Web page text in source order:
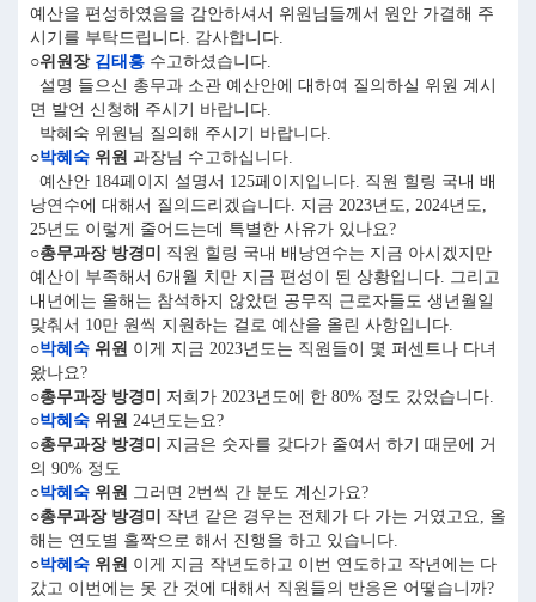
예산을 편성하였음을 감안하셔서 위원님들께서 원안 가결해 주
시기를 부탁드립니다. 감사합니다.
○위원장 김태흥 수고하셨습니다.
설명 들으신 총무과 소관 예산안에 대하여 질의하실 위원 계시
면 발언 신청해 주시기 바랍니다.
박혜숙 위원님 질의해 주시기 바랍니다.
○박혜숙 위원 과장님 수고하십니다.
예산안 184페이지 설명서 125페이지입니다. 직원 힐링 국내 배
낭연수에 대해서 질의드리겠습니다. 지금 2023년도, 2024년도,
25년도 이렇게 줄어드는데 특별한 사유가 있나요?
○총무과장 방경미
직원 힐링 국내 배낭연수는 지금 아시겠지만
예산이 부족해서 6개월 치만 지금 편성이 된 상황입니다. 그리고
내년에는 올해는 참석하지 않았던 공무직 근로자들도 생년월일
맞춰서 10만 원씩 지원하는 걸로 예산을 올린 사항입니다.
○박혜숙 위원 이게 지금 2023년도는 직원들이 몇 퍼센트나 다녀
왔나요?
○총무과장 방경미
저희가 2023년도에 한 80% 정도 갔었습니다.
○박혜숙 위원 24년도는요?
○총무과장 방경미
지금은 숫자를 갖다가 줄여서 하기 때문에 거
의 90% 정도
○박혜숙 위원 그러면 2번씩 간 분도 계신가요?
○총무과장 방경미
작년 같은 경우는 전체가 다 가는 거였고요, 올
해는 연도별 홀짝으로 해서 진행을 하고 있습니다.
○박혜숙 위원 이게 지금 작년도하고 이번 연도하고 작년에는 다
갔고 이번에는 못 간 것에 대해서 직원들의 반응은 어떻습니까?